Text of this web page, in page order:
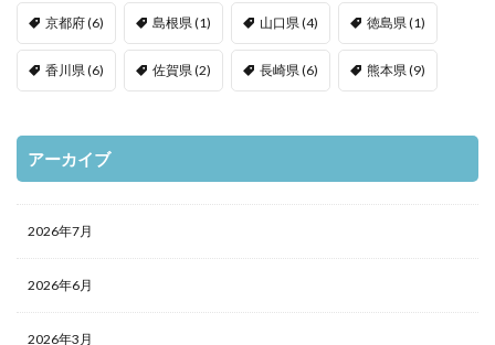
京都府(6) 島根県 (1) 山口県 (4) 徳島県 (1)
香川県 (6) 佐賀県 (2) 長崎県 (6) 熊本県 (9)
アーカイブ
2026年7月
2026年6月
2026年3月